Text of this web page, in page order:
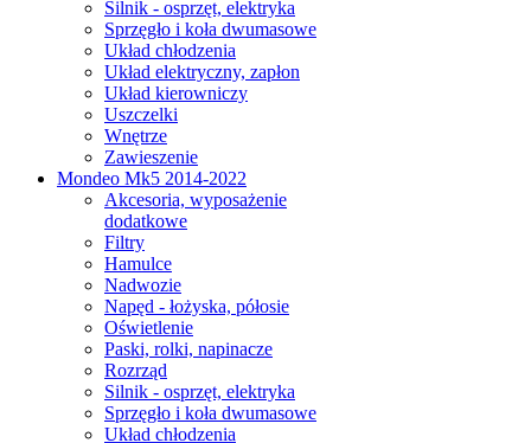
Silnik - osprzęt, elektryka
Sprzęgło i koła dwumasowe
Układ chłodzenia
Układ elektryczny, zapłon
Układ kierowniczy
Uszczelki
Wnętrze
Zawieszenie
Mondeo Mk5 2014-2022
Akcesoria, wyposażenie
dodatkowe
Filtry
Hamulce
Nadwozie
Napęd - łożyska, półosie
Oświetlenie
Paski, rolki, napinacze
Rozrząd
Silnik - osprzęt, elektryka
Sprzęgło i koła dwumasowe
Układ chłodzenia